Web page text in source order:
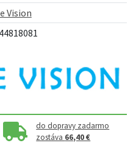
Vision
do dopravy zadarmo
zostáva 66,40 €